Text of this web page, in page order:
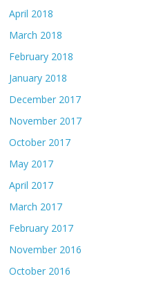
April 2018
March 2018
February 2018
January 2018
December 2017
November 2017
October 2017
May 2017
April 2017
March 2017
February 2017
November 2016
October 2016